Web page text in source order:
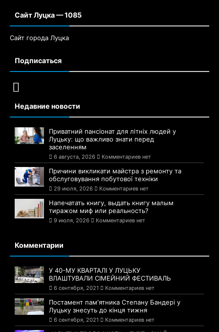
Сайт Луцка — 1085
Сайт города Луцка
Подписаться
Недавние новости
Приватний пансіонат для літніх людей у
Луцьку: що важливо знати перед
заселенням
6 августа, 2026 Комментариев нет
Причини викликати майстра з ремонту та
обслуговування побутової техніки
29 июля, 2026 Комментариев нет
Напечатать книгу, выдать книгу малым
тиражом миф или реальность?
9 июля, 2026 Комментариев нет
Комментарии
У 40-МУ КВАРТАЛІ У ЛУЦЬКУ
ВЛАШТУВАЛИ СІМЕЙНИЙ ФЕСТИВАЛЬ
6 сентября, 2021 Комментариев нет
Постамент пам'ятника Степану Бандері у
Луцьку знесуть до кінця тижня
6 сентября, 2021 Комментариев нет